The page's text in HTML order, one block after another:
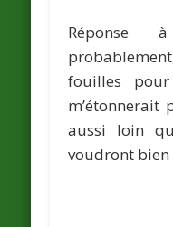
fouilles
m’étonnerait
aussi loin
voudront bien